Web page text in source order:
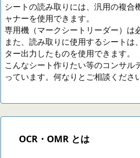
シートの読み取りには、汎用の複合
ャナーを使用できます。
専用機（マークシートリーダー）は
また、読み取りに使用するシートは
ター出力したものを使用できます。
こんなシート作りたい等のコンサル
っています。何なりとご相談ください
OCR・OMR とは